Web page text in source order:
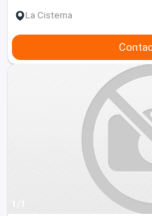
La Cisterna
1/1